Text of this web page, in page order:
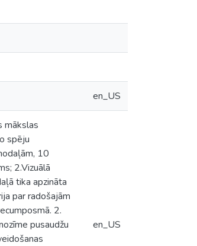
en_US
mākslas
spēju
10
2.Vizuālā
tika apzināta
par radošajām
2.
pusaudžu
en_US